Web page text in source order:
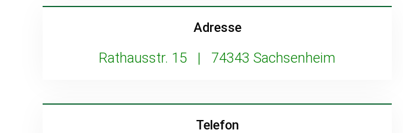
Adresse
Rathausstr. 15 | 74343 Sachsenheim
Telefon